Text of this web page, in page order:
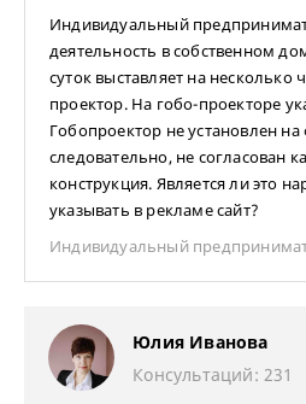
Индивидуальный
деятельность в собственном
суток выставляет на несколько
проектор. На гобо-проекторе
Гобопроектор не установлен
следовательно, не согласован
конструкция. Является ли это
указывать в рекламе сайт?
Индивидуальный
Юлия Иванова
Консультаций: 231